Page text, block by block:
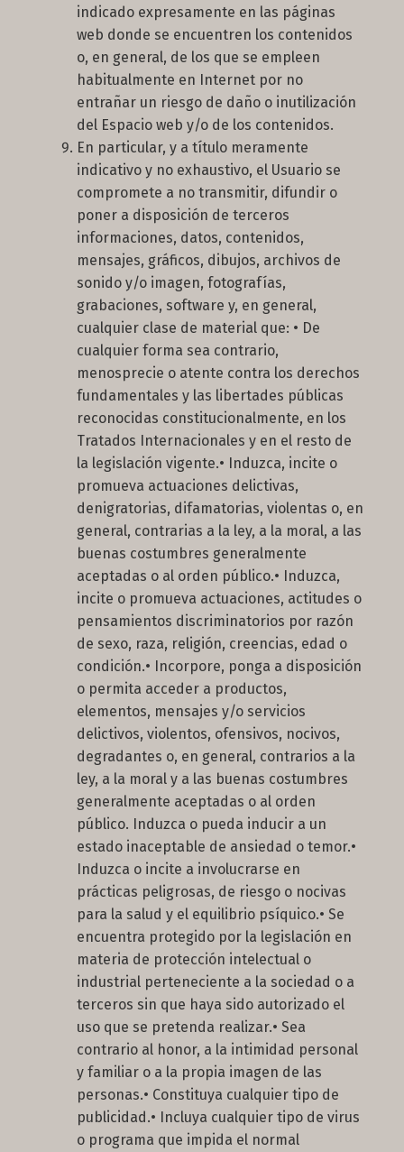
indicado expresamente en las páginas
web donde se encuentren los contenidos
o, en general, de los que se empleen
habitualmente en Internet por no
entrañar un riesgo de daño o inutilización
del Espacio web y/o de los contenidos.
En particular, y a título meramente
indicativo y no exhaustivo, el Usuario se
compromete a no transmitir, difundir o
poner a disposición de terceros
informaciones, datos, contenidos,
mensajes, gráficos, dibujos, archivos de
sonido y/o imagen, fotografías,
grabaciones, software y, en general,
cualquier clase de material que: • De
cualquier forma sea contrario,
menosprecie o atente contra los derechos
fundamentales y las libertades públicas
reconocidas constitucionalmente, en los
Tratados Internacionales y en el resto de
la legislación vigente.• Induzca, incite o
promueva actuaciones delictivas,
denigratorias, difamatorias, violentas o, en
general, contrarias a la ley, a la moral, a las
buenas costumbres generalmente
aceptadas o al orden público.• Induzca,
incite o promueva actuaciones, actitudes o
pensamientos discriminatorios por razón
de sexo, raza, religión, creencias, edad o
condición.• Incorpore, ponga a disposición
o permita acceder a productos,
elementos, mensajes y/o servicios
delictivos, violentos, ofensivos, nocivos,
degradantes o, en general, contrarios a la
ley, a la moral y a las buenas costumbres
generalmente aceptadas o al orden
público. Induzca o pueda inducir a un
estado inaceptable de ansiedad o temor.•
Induzca o incite a involucrarse en
prácticas peligrosas, de riesgo o nocivas
para la salud y el equilibrio psíquico.• Se
encuentra protegido por la legislación en
materia de protección intelectual o
industrial perteneciente a la sociedad o a
terceros sin que haya sido autorizado el
uso que se pretenda realizar.• Sea
contrario al honor, a la intimidad personal
y familiar o a la propia imagen de las
personas.• Constituya cualquier tipo de
publicidad.• Incluya cualquier tipo de virus
o programa que impida el normal